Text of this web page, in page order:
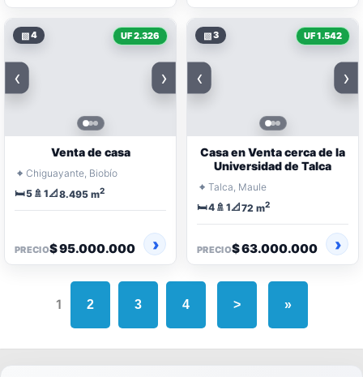
▧4 UF 2.326
‹ ›
Venta de casa
⌖ Chiguayante, Biobío
🛏️5 🚿 1📐8.495 m2
PRECIO$ 95.000.000
▧3 UF 1.542
‹ ›
Casa en Venta cerca de la
Universidad de Talca
⌖ Talca, Maule
🛏️4 🚿 1📐72 m2
PRECIO$ 63.000.000
1 2 3 4 > »